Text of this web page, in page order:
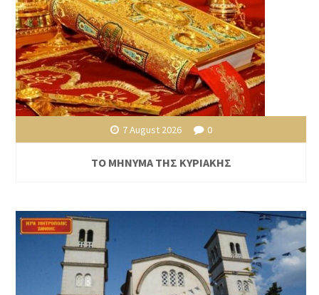
7 August 2026 0
ΤΟ ΜΗΝΥΜΑ ΤΗΣ ΚΥΡΙΑΚΗΣ